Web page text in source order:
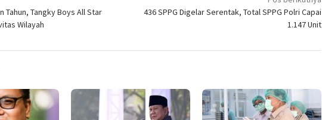
Tahun, Tangky Boys All Star
Wilayah
436 SPPG Digelar Serentak, Total SPPG Polri Capai
1.147 Unit